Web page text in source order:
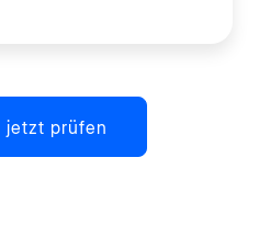
jetzt prüfen